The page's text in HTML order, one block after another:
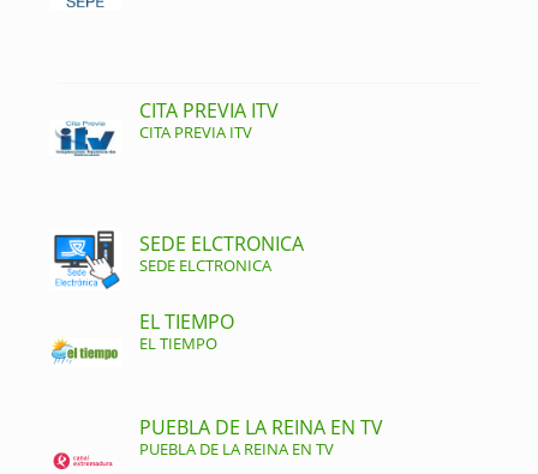
CITA PREVIA ITV
CITA PREVIA ITV
SEDE ELCTRONICA
SEDE ELCTRONICA
EL TIEMPO
EL TIEMPO
PUEBLA DE LA REINA EN TV
PUEBLA DE LA REINA EN TV